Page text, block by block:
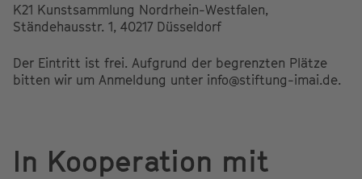
K21 Kunstsammlung Nordrhein-Westfalen,
Ständehausstr. 1, 40217 Düsseldorf
Der Eintritt ist frei. Aufgrund der begrenzten Plätze
bitten wir um Anmeldung unter info@stiftung-imai.de.
In Kooperation mit